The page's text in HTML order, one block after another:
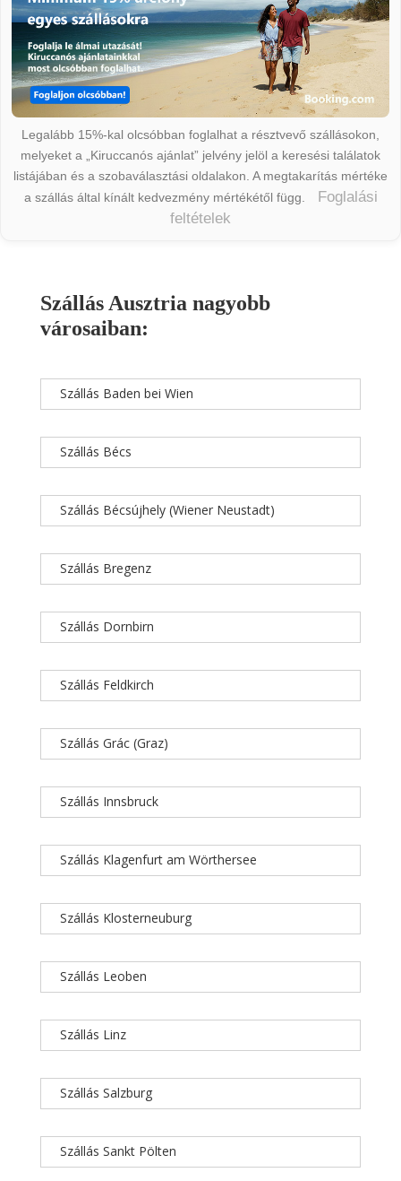
Legalább 15%-kal olcsóbban foglalhat a résztvevő szállásokon,
melyeket a „Kiruccanós ajánlat” jelvény jelöl a keresési találatok
listájában és a szobaválasztási oldalakon. A megtakarítás mértéke
a szállás által kínált kedvezmény mértékétől függ.
Foglalási
feltételek
Szállás Ausztria nagyobb
városaiban:
Szállás Baden bei Wien
Szállás Bécs
Szállás Bécsújhely (Wiener Neustadt)
Szállás Bregenz
Szállás Dornbirn
Szállás Feldkirch
Szállás Grác (Graz)
Szállás Innsbruck
Szállás Klagenfurt am Wörthersee
Szállás Klosterneuburg
Szállás Leoben
Szállás Linz
Szállás Salzburg
Szállás Sankt Pölten